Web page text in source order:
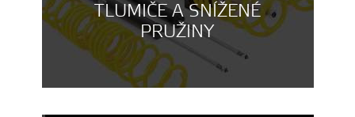
TLUMIČE A SNÍŽENÉ
PRUŽINY